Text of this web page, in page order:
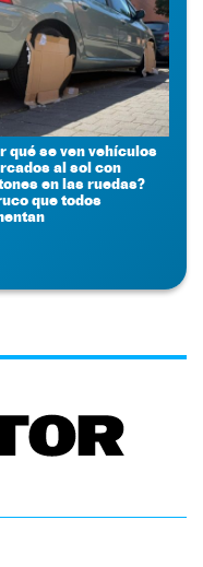
qué se ven vehículos
al sol con
en las ruedas?
que todos